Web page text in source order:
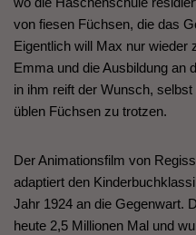
von fiesen Füchsen, die das
Eigentlich will Max nur wieder
Emma und die Ausbildung an
in ihm reift der Wunsch,
üblen Füchsen zu trotzen.
Der Animationsfilm von
adaptiert den
Jahr 1924 an die Gegenwart.
heute 2,5 Millionen Mal und